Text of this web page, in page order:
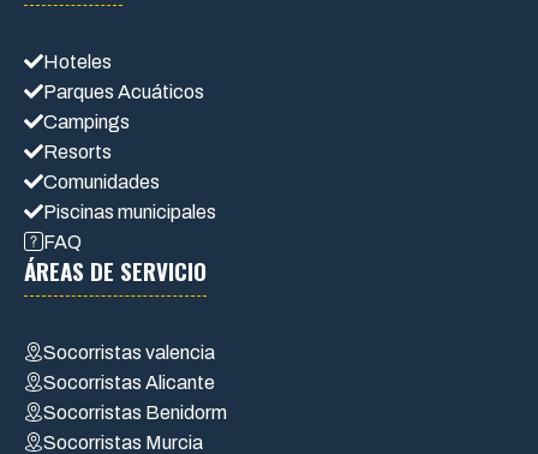
Hoteles
Parques Acuáticos
Campings
Resorts
Comunidades
Piscinas municipales
FAQ
ÁREAS DE SERVICIO
Socorristas valencia
Socorristas Alicante
Socorristas Benidorm
Socorristas Murcia